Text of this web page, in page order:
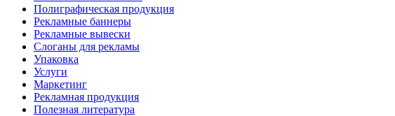
Полиграфическая продукция
Рекламные баннеры
Рекламные вывески
Слоганы для рекламы
Упаковка
Услуги
Маркетинг
Рекламная продукция
Полезная литература